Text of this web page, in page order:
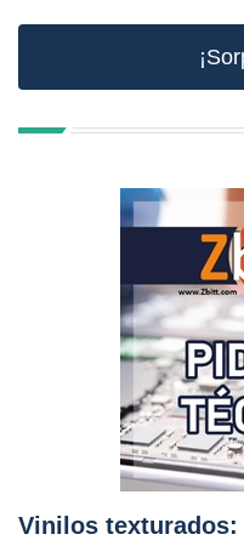
Vinilos texturados: